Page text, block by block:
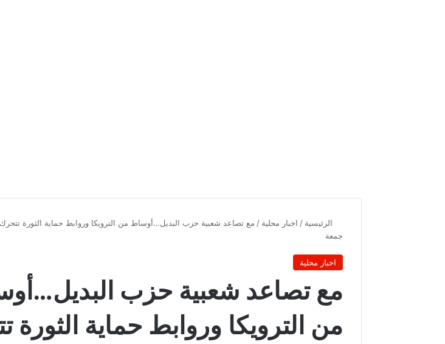
الرئيسية / اخبار محلية / مع تصاعد شعبية حزب البديل…أوساط من الترويكا وروابط حماية الثورة
جمعة
اخبار محلية
مع تصاعد شعبية حزب
من الترويكا وروابط حماية الثورة